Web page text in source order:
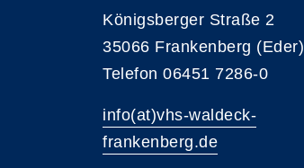
Königsberger Straße 2
35066 Frankenberg (Eder)
Telefon 06451 7286-0
info(at)vhs-waldeck-
frankenberg.de